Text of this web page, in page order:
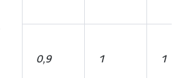
0,9 1 1